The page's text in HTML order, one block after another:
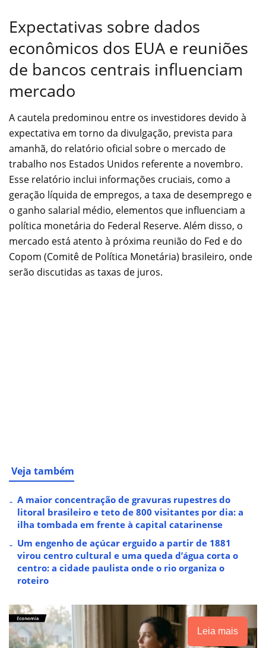
Expectativas sobre dados
econômicos dos EUA e reuniões
de bancos centrais influenciam
mercado
A cautela predominou entre os investidores devido à
expectativa em torno da divulgação, prevista para
amanhã, do relatório oficial sobre o mercado de
trabalho nos Estados Unidos referente a novembro.
Esse relatório inclui informações cruciais, como a
geração líquida de empregos, a taxa de desemprego e
o ganho salarial médio, elementos que influenciam a
política monetária do Federal Reserve. Além disso, o
mercado está atento à próxima reunião do Fed e do
Copom (Comitê de Política Monetária) brasileiro, onde
serão discutidas as taxas de juros.
Veja também
A maior concentração de gravuras rupestres do
litoral brasileiro e teto de 800 visitantes por dia: a
ilha tombada em frente à capital catarinense
Um engenho de açúcar erguido a partir de 1881
virou centro cultural e uma queda d’água corta o
centro: a cidade paulista onde o rio organiza o
roteiro
Leia mais